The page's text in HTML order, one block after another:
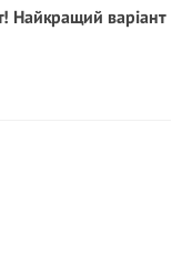
Найкращий варіант